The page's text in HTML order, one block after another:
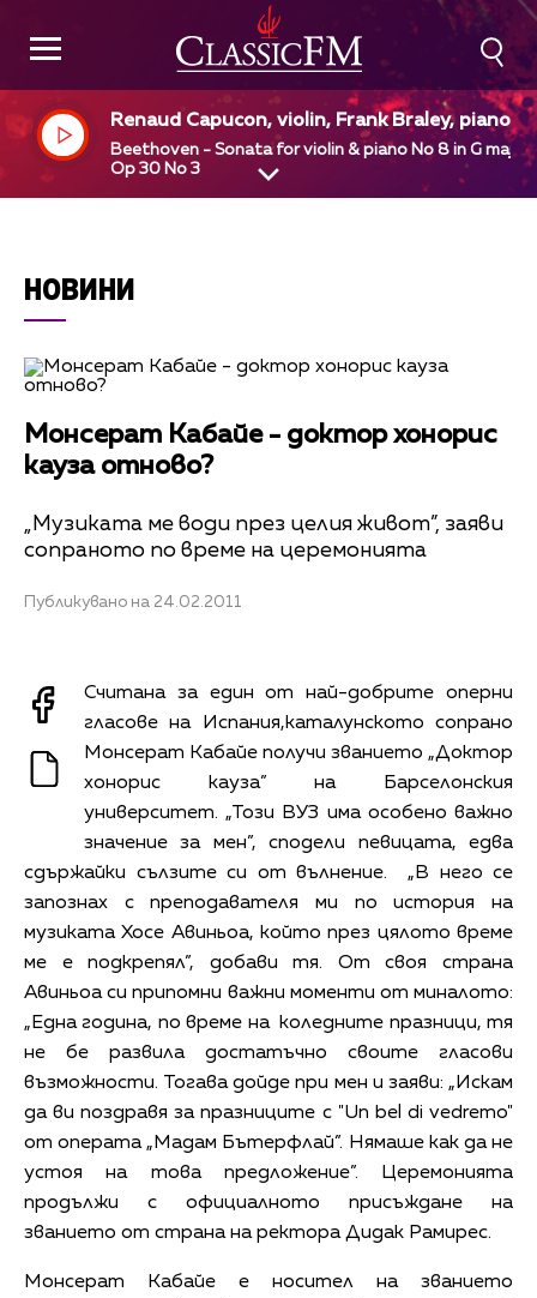
Renaud Capucon, violin, Frank Braley, piano
Beethoven - Sonata for violin & piano No 8 in G major
Op 30 No 3
НОВИНИ
Монсерат Кабайе - доктор хонорис
кауза отново?
„Музиката ме води през целия живот”, заяви
сопраното по време на церемонията
Публикувано на 24.02.2011
Считана за един от най-добрите оперни
гласове на Испания,каталунското сопрано
Монсерат Кабайе получи званието „Доктор
хонорис кауза” на Барселонския
университет. „Този ВУЗ има особено важно
значение за мен”, сподели певицата, едва
сдържайки сълзите си от вълнение. „В него се
запознах с преподавателя ми по история на
музиката Хосе Авиньоа, който през цялото време
ме е подкрепял”, добави тя. От своя страна
Авиньоа си припомни важни моменти от миналото:
„Една година, по време на коледните празници, тя
не бе развила достатъчно своите гласови
възможности. Тогава дойде при мен и заяви: „Искам
да ви поздравя за празниците с "Un bel di vedremo"
от операта „Мадам Бътерфлай”. Нямаше как да не
устоя на това предложение”. Церемонията
продължи с официалното присъждане на
званието от страна на ректора Дидак Рамирес.
Монсерат Кабайе е носител на званието